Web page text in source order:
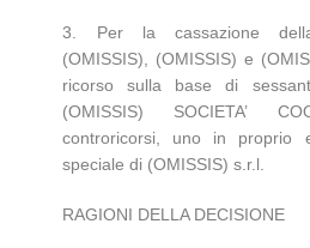
3. Per la cassazione della
(OMISSIS), (OMISSIS) e
ricorso sulla base di
(OMISSIS) SOCIETA’
controricorsi, uno in proprio
speciale di (OMISSIS) s.r.l.
RAGIONI DELLA DECISIONE